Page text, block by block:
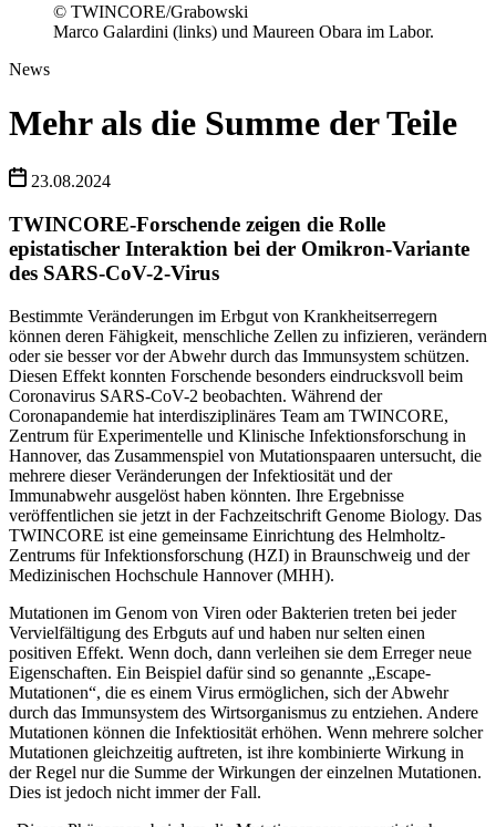
© TWINCORE/Grabowski
Marco Galardini (links) und Maureen Obara im Labor.
News
Mehr als die Summe der Teile
23.08.2024
TWINCORE-Forschende zeigen die Rolle
epistatischer Interaktion bei der Omikron-Variante
des SARS-CoV-2-Virus
Bestimmte Veränderungen im Erbgut von Krankheitserregern
können deren Fähigkeit, menschliche Zellen zu infizieren, verändern
oder sie besser vor der Abwehr durch das Immunsystem schützen.
Diesen Effekt konnten Forschende besonders eindrucksvoll beim
Coronavirus SARS-CoV-2 beobachten. Während der
Coronapandemie hat interdisziplinäres Team am TWINCORE,
Zentrum für Experimentelle und Klinische Infektionsforschung in
Hannover, das Zusammenspiel von Mutationspaaren untersucht, die
mehrere dieser Veränderungen der Infektiosität und der
Immunabwehr ausgelöst haben könnten. Ihre Ergebnisse
veröffentlichen sie jetzt in der Fachzeitschrift Genome Biology. Das
TWINCORE ist eine gemeinsame Einrichtung des Helmholtz-
Zentrums für Infektionsforschung (HZI) in Braunschweig und der
Medizinischen Hochschule Hannover (MHH).
Mutationen im Genom von Viren oder Bakterien treten bei jeder
Vervielfältigung des Erbguts auf und haben nur selten einen
positiven Effekt. Wenn doch, dann verleihen sie dem Erreger neue
Eigenschaften. Ein Beispiel dafür sind so genannte „Escape-
Mutationen“, die es einem Virus ermöglichen, sich der Abwehr
durch das Immunsystem des Wirtsorganismus zu entziehen. Andere
Mutationen können die Infektiosität erhöhen. Wenn mehrere solcher
Mutationen gleichzeitig auftreten, ist ihre kombinierte Wirkung in
der Regel nur die Summe der Wirkungen der einzelnen Mutationen.
Dies ist jedoch nicht immer der Fall.